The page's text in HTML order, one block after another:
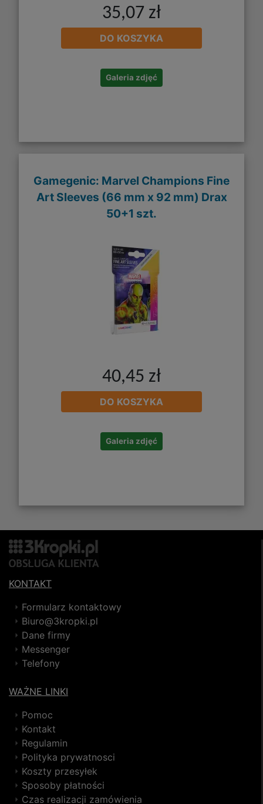
35,07 zł
DO KOSZYKA
Galeria zdjęć
Gamegenic: Marvel Champions Fine
Art Sleeves (66 mm x 92 mm) Drax
50+1 szt.
40,45 zł
DO KOSZYKA
Galeria zdjęć
KONTAKT
Formularz kontaktowy
Biuro@3kropki.pl
Dane firmy
Messenger
Telefony
WAŻNE LINKI
Pomoc
Kontakt
Regulamin
Polityka prywatnosci
Koszty przesyłek
Sposoby płatności
Czas realizacji zamówienia